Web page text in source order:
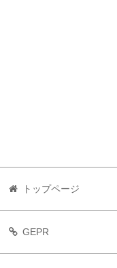
トップページ
GEPR